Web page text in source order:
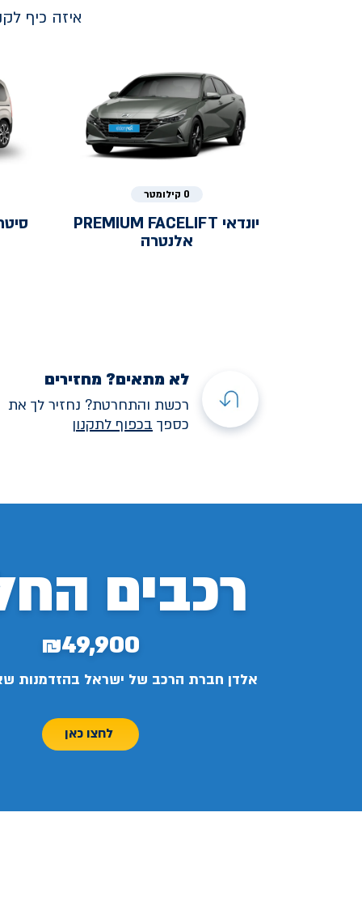
איזה כיף
0 קילומטר
יונדאי PREMIUM FACELIFT
אלנטרה
לא מתאים? מחזירים
רכשת והתחרטת? נחזיר לך את
כספך בכפוף לתקנון
רכבים
₪49,900
אלדן חברת הרכב של ישראל בהזדמנות
לחצו כאן